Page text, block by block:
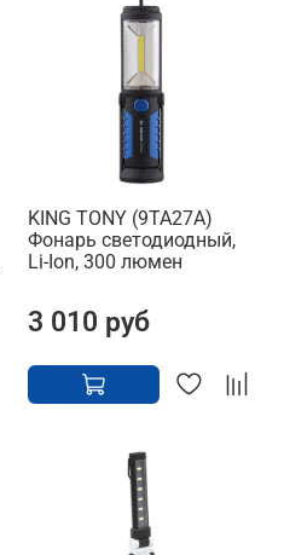
KING TONY (9TA27A)
Фонарь светодиодный,
Li-Ion, 300 люмен
3 010 руб